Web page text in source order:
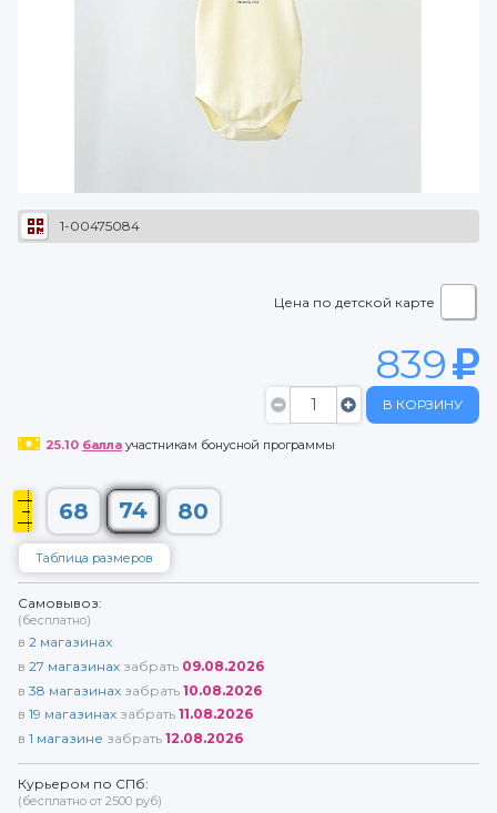
1-00475084
Цена по детской карте
839
В КОРЗИНУ
25.10 баллаучастникам бонусной программы
68 74 80
Таблица размеров
Самовывоз:
(бесплатно)
в 2 магазинах
в 27 магазинах забрать 09.08.2026
в 38 магазинах забрать 10.08.2026
в 19 магазинах забрать 11.08.2026
в 1 магазине забрать 12.08.2026
Курьером по СПб:
(бесплатно от 2500 руб)